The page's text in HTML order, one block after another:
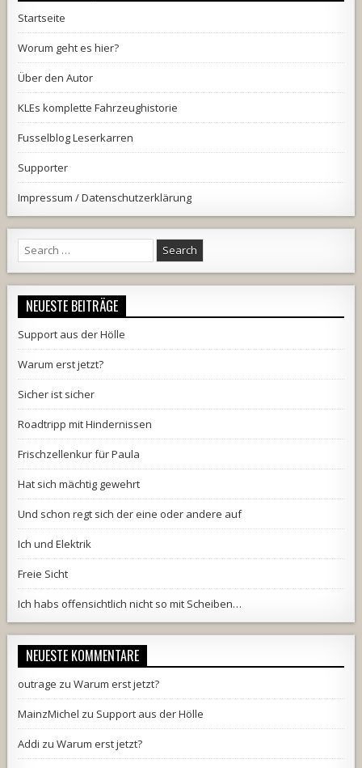
Startseite
Worum geht es hier?
Über den Autor
KLEs komplette Fahrzeughistorie
Fusselblog Leserkarren
Supporter
Impressum / Datenschutzerklärung
Search
for:
NEUESTE BEITRÄGE
Support aus der Hölle
Warum erst jetzt?
Sicher ist sicher
Roadtripp mit Hindernissen
Frischzellenkur für Paula
Hat sich mächtig gewehrt
Und schon regt sich der eine oder andere auf
Ich und Elektrik
Freie Sicht
Ich habs offensichtlich nicht so mit Scheiben…
NEUESTE KOMMENTARE
outrage zuWarum erst jetzt?
MainzMichel zu Support aus der Hölle
Addi zuWarum erst jetzt?